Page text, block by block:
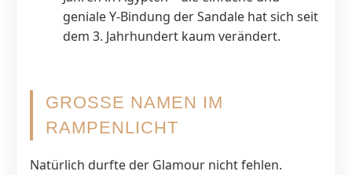
geniale Y-Bindung der Sandale hat sich seit
dem 3. Jahrhundert kaum verändert.
GROSSE NAMEN IM R
AMPENLICHT
Natürlich durfte der Glamour nicht fehlen.